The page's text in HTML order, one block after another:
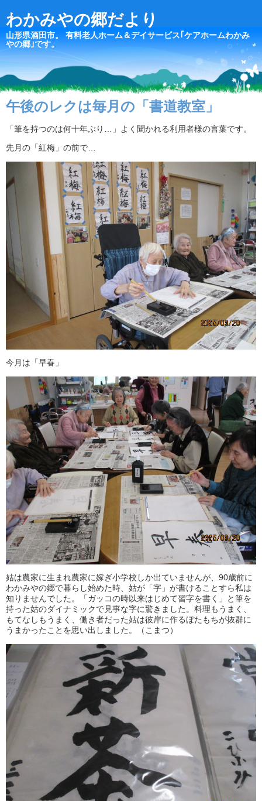
わかみやの郷だより
山形県酒田市。 有料老人ホーム＆デイサービス｢ケアホームわかみ
やの郷｣です。
午後のレクは毎月の「書道教室」
「筆を持つのは何十年ぶり…」よく聞かれる利用者様の言葉です。
先月の「紅梅」の前で…
今月は「早春」
姑は農家に生まれ農家に嫁ぎ小学校しか出ていませんが、90歳前に
わかみやの郷で暮らし始めた時、姑が「字」が書けることすら私は
知りませんでした。「ガッコの時以来はじめて習字を書く」と筆を
持った姑のダイナミックで見事な字に驚きました。料理もうまく、
もてなしもうまく、働き者だった姑は彼岸に作るぼたもちが抜群に
うまかったことを思い出しました。（こまつ）